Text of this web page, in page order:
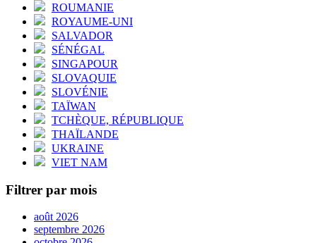
ROUMANIE
ROYAUME-UNI
SALVADOR
SÉNÉGAL
SINGAPOUR
SLOVAQUIE
SLOVÉNIE
TAÏWAN
TCHÈQUE, RÉPUBLIQUE
THAÏLANDE
UKRAINE
VIET NAM
Filtrer par mois
août 2026
septembre 2026